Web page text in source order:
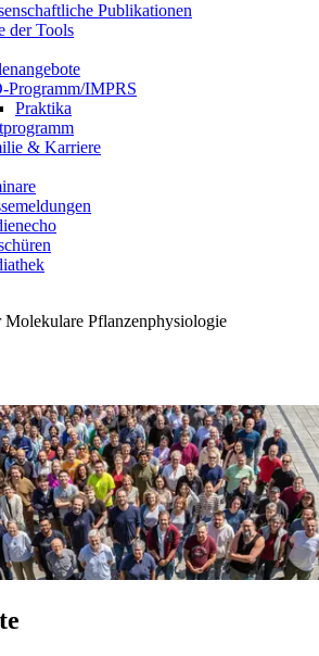
Publikationen
der Tools
Programm/IMPRS
Praktika
& Karriere
Pflanzenphysiologie